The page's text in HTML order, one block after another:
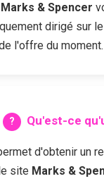
Marks & Spencer
dirigé sur
l'offre du
Qu'est-ce
d'obtenir un
site Marks &